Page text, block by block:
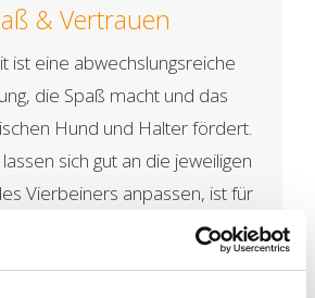
& Vertrauen
ist eine abwechslungsreiche
die Spaß macht und das
Hund und Halter fördert.
sich gut an die jeweiligen
Vierbeiners anpassen, ist für
etwas dabei - vom Welpen bis